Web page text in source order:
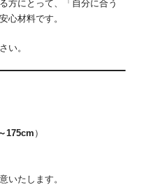
方にとって、「自分に合う
心材料です。
い。
175cm ）
いたします。